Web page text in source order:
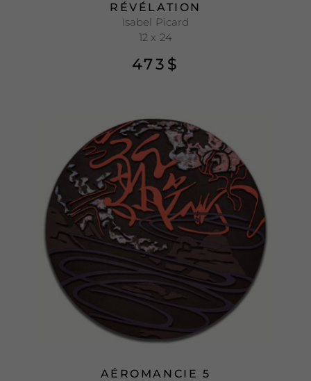
RÉVÉLATION
Isabel Picard
12 x 24
473 $
AÉROMANCIE 5